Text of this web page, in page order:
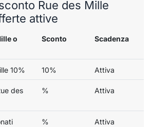
Rue des Mille
attive
o
Sconto Scadenza
10% 10% Attiva
des
% Attiva
% Attiva